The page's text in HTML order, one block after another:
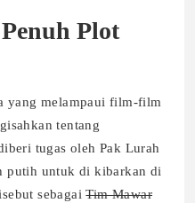
Plot
yang melampaui film-film
tentang
tugas oleh Pak Lurah
putih untuk di kibarkan di
sebagaiTim Mawar